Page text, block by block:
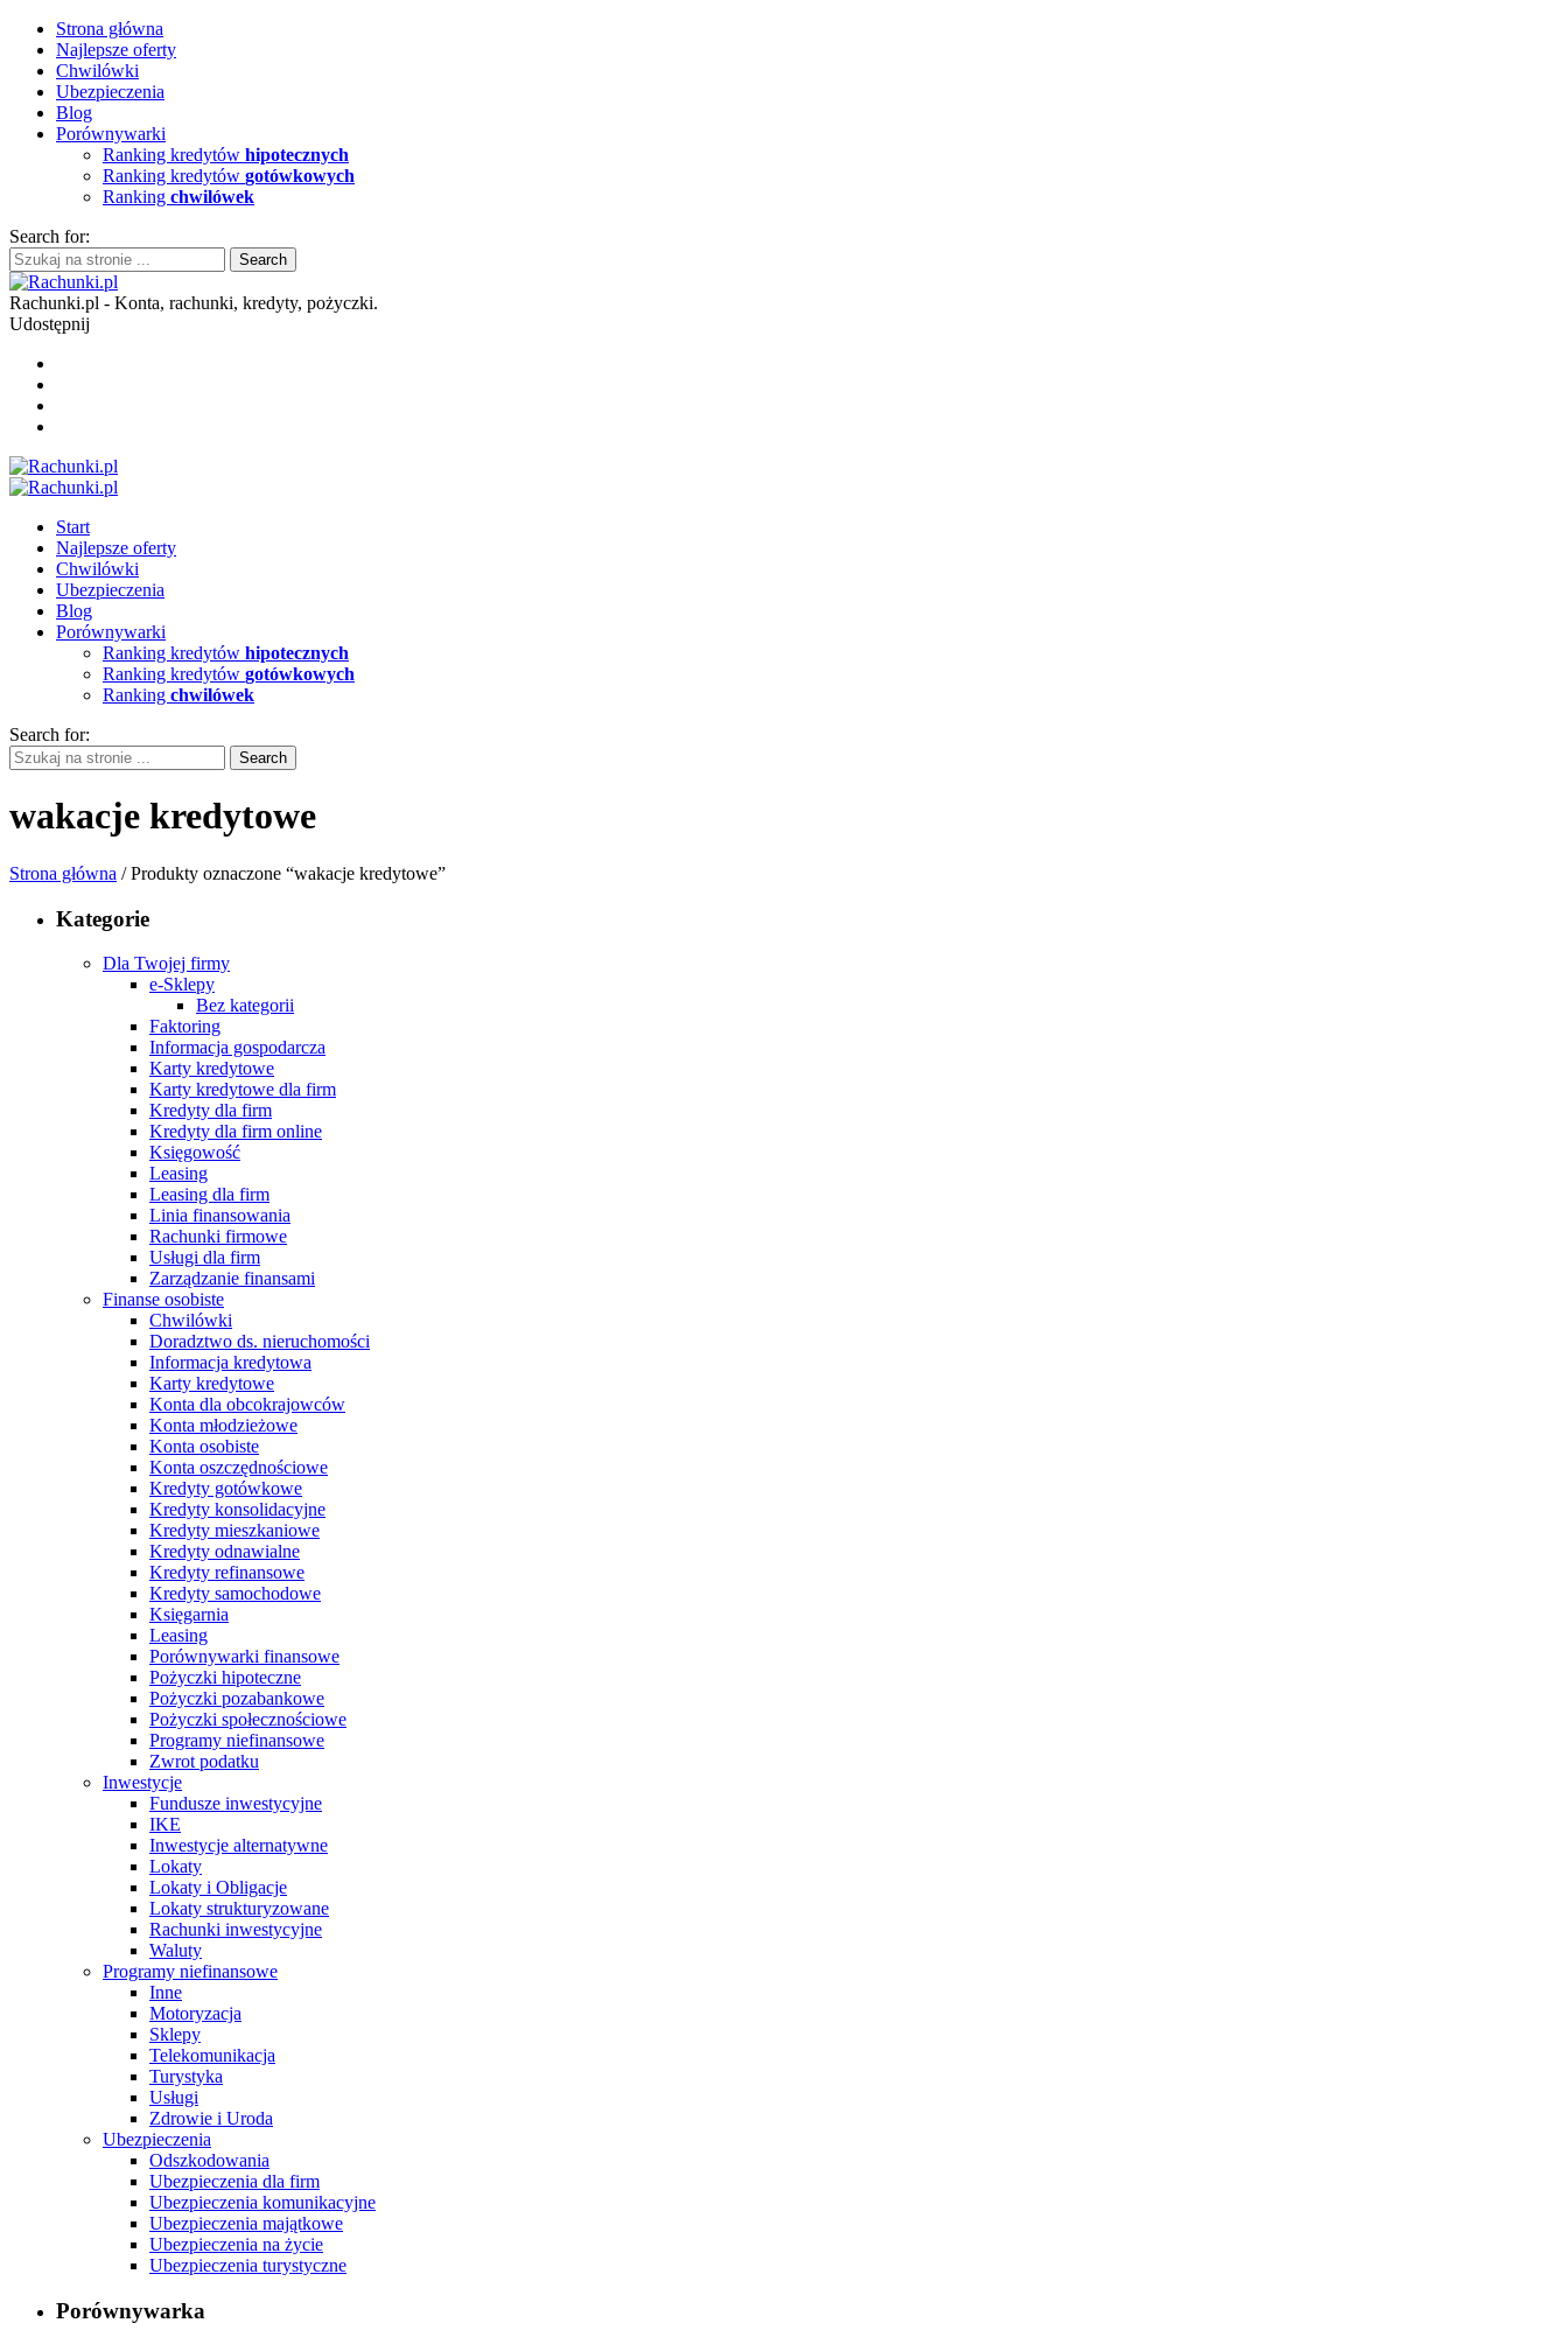
Strona główna
Najlepsze oferty
Chwilówki
Ubezpieczenia
Blog
Porównywarki
Ranking kredytów hipotecznych
Ranking kredytów gotówkowych
Ranking chwilówek
Search for:
Rachunki.pl - Konta, rachunki, kredyty, pożyczki.
Udostępnij
Start
Najlepsze oferty
Chwilówki
Ubezpieczenia
Blog
Porównywarki
Ranking kredytów hipotecznych
Ranking kredytów gotówkowych
Ranking chwilówek
Search for:
wakacje kredytowe
Strona główna / Produkty oznaczone “wakacje kredytowe”
Kategorie
Dla Twojej firmy
e-Sklepy
Bez kategorii
Faktoring
Informacja gospodarcza
Karty kredytowe
Karty kredytowe dla firm
Kredyty dla firm
Kredyty dla firm online
Księgowość
Leasing
Leasing dla firm
Linia finansowania
Rachunki firmowe
Usługi dla firm
Zarządzanie finansami
Finanse osobiste
Chwilówki
Doradztwo ds. nieruchomości
Informacja kredytowa
Karty kredytowe
Konta dla obcokrajowców
Konta młodzieżowe
Konta osobiste
Konta oszczędnościowe
Kredyty gotówkowe
Kredyty konsolidacyjne
Kredyty mieszkaniowe
Kredyty odnawialne
Kredyty refinansowe
Kredyty samochodowe
Księgarnia
Leasing
Porównywarki finansowe
Pożyczki hipoteczne
Pożyczki pozabankowe
Pożyczki społecznościowe
Programy niefinansowe
Zwrot podatku
Inwestycje
Fundusze inwestycyjne
IKE
Inwestycje alternatywne
Lokaty
Lokaty i Obligacje
Lokaty strukturyzowane
Rachunki inwestycyjne
Waluty
Programy niefinansowe
Inne
Motoryzacja
Sklepy
Telekomunikacja
Turystyka
Usługi
Zdrowie i Uroda
Ubezpieczenia
Odszkodowania
Ubezpieczenia dla firm
Ubezpieczenia komunikacyjne
Ubezpieczenia majątkowe
Ubezpieczenia na życie
Ubezpieczenia turystyczne
Porównywarka